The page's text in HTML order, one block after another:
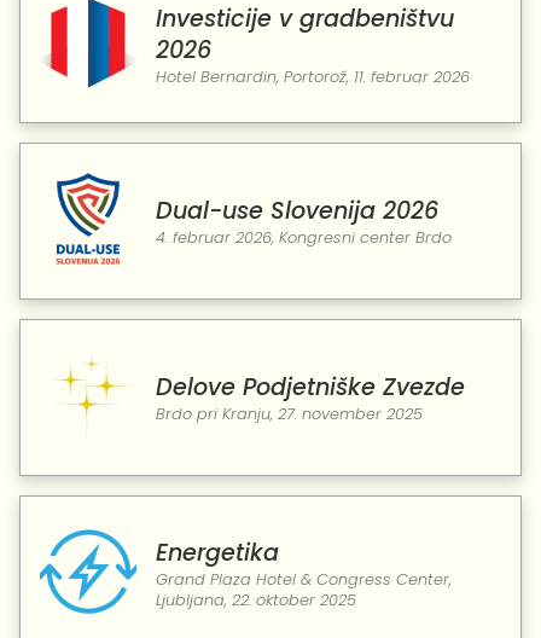
Investicije v gradbeništvu
2026
Hotel Bernardin, Portorož, 11. februar 2026
Dual-use Slovenija 2026
4. februar 2026, Kongresni center Brdo
Delove Podjetniške Zvezde
Brdo pri Kranju, 27. november 2025
Energetika
Grand Plaza Hotel & Congress Center,
Ljubljana, 22. oktober 2025